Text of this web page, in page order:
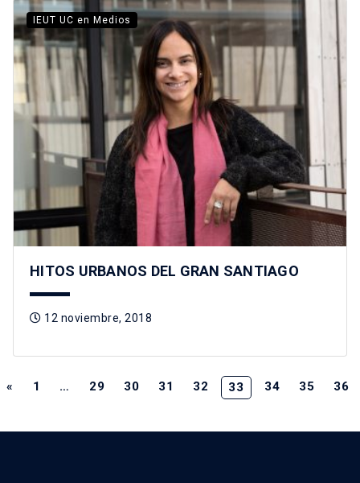
IEUT UC en Medios
HITOS URBANOS DEL GRAN SANTIAGO
12 noviembre, 2018
« 1 … 29 30 31 32 33 34 35 36